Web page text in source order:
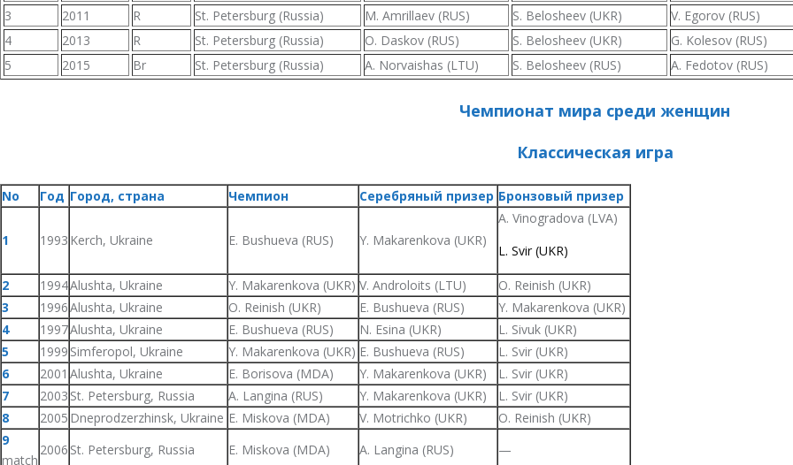
3
2011 R St. Petersburg (Russia) M. Amrillaev (RUS) S. Belosheev (UKR)
V. Egorov (RUS)
4
2013 R St. Petersburg (Russia) O. Daskov (RUS) S. Belosheev (UKR)
G. Kolesov (RUS)
5
2015 Br St. Petersburg (Russia) A. Norvaishas (LTU) S. Belosheev (RUS) A. Fedotov (RUS)
Чемпионат мира среди женщин
Классическая игра
No Год Город, страна Чемпион Серебряный призер Бронзовый призер
1 1993 Kerch, Ukraine E. Bushueva (RUS) Y. Makarenkova (UKR)
A. Vinogradova (LVA)
L. Svir (UKR)
2 1994Alushta, Ukraine Y. Makarenkova (UKR) V. Androloits (LTU)
O. Reinish (UKR)
3
1996Alushta, Ukraine O. Reinish (UKR) E. Bushueva (RUS)
Y. Makarenkova (UKR)
4
1997Alushta, Ukraine E. Bushueva (RUS) N. Esina (UKR)
L. Sivuk (UKR)
5
1999 Simferopol, Ukraine Y. Makarenkova (UKR) E. Bushueva (RUS)
L. Svir (UKR)
6
2001 Alushta, Ukraine E. Borisova (MDA) Y. Makarenkova (UKR)
L. Svir (UKR)
7
2003 St. Petersburg, Russia A. Langina (RUS) Y. Makarenkova (UKR)
L. Svir (UKR)
8
2005 Dneprodzerzhinsk, Ukraine E. Miskova (MDA) V. Motrichko (UKR)
O. Reinish (UKR)
9
match
2006 St. Petersburg, Russia E. Miskova (MDA) A. Langina (RUS) —